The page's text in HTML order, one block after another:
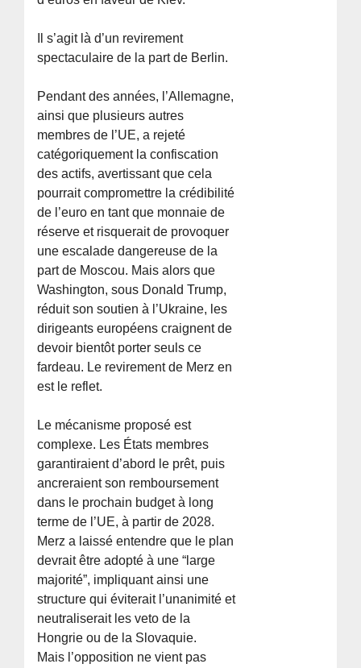
Il s’agit là d’un revirement
spectaculaire de la part de Berlin.
Pendant des années, l’Allemagne,
ainsi que plusieurs autres
membres de l’UE, a rejeté
catégoriquement la confiscation
des actifs, avertissant que cela
pourrait compromettre la crédibilité
de l’euro en tant que monnaie de
réserve et risquerait de provoquer
une escalade dangereuse de la
part de Moscou. Mais alors que
Washington, sous Donald Trump,
réduit son soutien à l’Ukraine, les
dirigeants européens craignent de
devoir bientôt porter seuls ce
fardeau. Le revirement de Merz en
est le reflet.
Le mécanisme proposé est
complexe. Les États membres
garantiraient d’abord le prêt, puis
ancreraient son remboursement
dans le prochain budget à long
terme de l’UE, à partir de 2028.
Merz a laissé entendre que le plan
devrait être adopté à une “large
majorité”, impliquant ainsi une
structure qui éviterait l’unanimité et
neutraliserait les veto de la
Hongrie ou de la Slovaquie.
Mais l’opposition ne vient pas